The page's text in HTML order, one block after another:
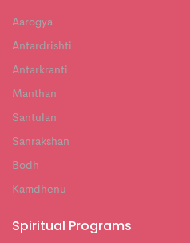
Aarogya
Antardrishti
Antarkranti
Manthan
Santulan
Sanrakshan
Bodh
Kamdhenu
Spiritual Programs